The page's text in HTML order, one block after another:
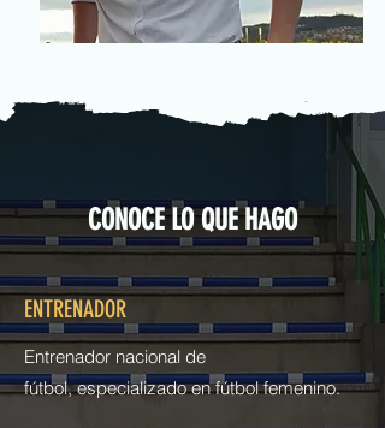
CONOCE LO QUE HAGO
ENTRENADOR
Entrenador nacional de
fútbol, especializado en fútbol femenino.